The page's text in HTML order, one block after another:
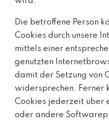
Die betroffene Person
Cookies durch unsere
mittels einer
genutzten
damit der Setzung von
widersprechen. Ferner
Cookies jederzeit über
oder andere